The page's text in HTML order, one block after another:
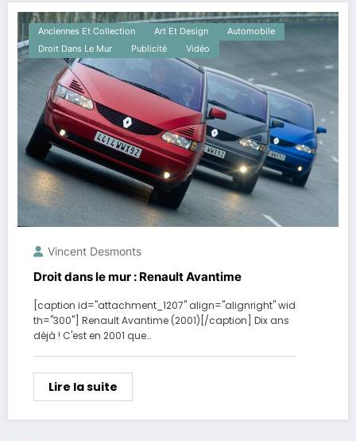
Anciennes Et Collection Art Et Design
Automobile
Droit Dans Le Mur
Publicité Vidéo
Vincent Desmonts
Droit dans le mur : Renault Avantime
[caption id="attachment_1207" align="alignright" wid
th="300"] Renault Avantime (2001)[/caption] Dix ans
déjà ! C'est en 2001 que…
Lire la suite